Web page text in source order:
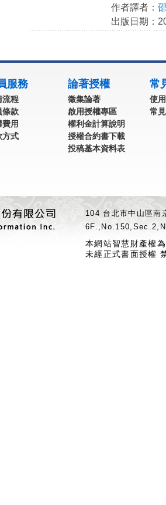
作者譯者：
出版日期：
服務
流程
條款
費用
方式
論著授權
徵集論著
啟用授權專區
權利金計算說明
授權合約書下載
投稿基本資料表
常
使
常
104 台北市中山區
本網站智慧財產權
未經正式書面授權